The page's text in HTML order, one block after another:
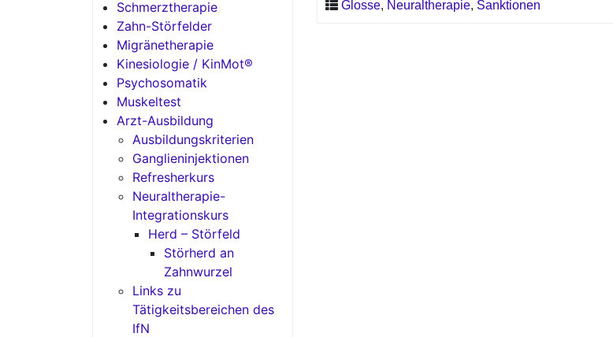
Schmerztherapie
Zahn-Störfelder
Migränetherapie
Kinesiologie / KinMot®
Psychosomatik
Muskeltest
Arzt-Ausbildung
Ausbildungskriterien
Ganglieninjektionen
Refresherkurs
Neuraltherapie-
Integrationskurs
Herd – Störfeld
Störherd an
Zahnwurzel
Links zu
Tätigkeitsbereichen des
IfN
Glosse, Neuraltherapie, Sanktionen